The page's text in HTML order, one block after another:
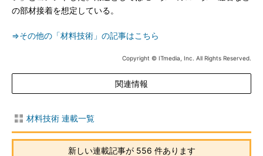
の部材接着を想定している。
⇒その他の「材料技術」の記事はこちら
Copyright © ITmedia, Inc. All Rights Reserved.
関連情報
材料技術 連載一覧
新しい連載記事が 556 件あります